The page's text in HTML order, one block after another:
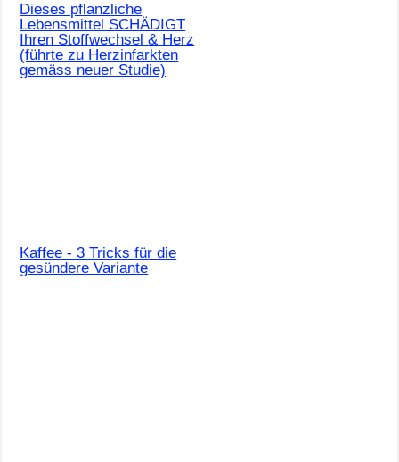
Dieses pflanzliche
Lebensmittel SCHÄDIGT
Ihren Stoffwechsel & Herz
(führte zu Herzinfarkten
gemäss neuer Studie)
Kaffee - 3 Tricks für die
gesündere Variante